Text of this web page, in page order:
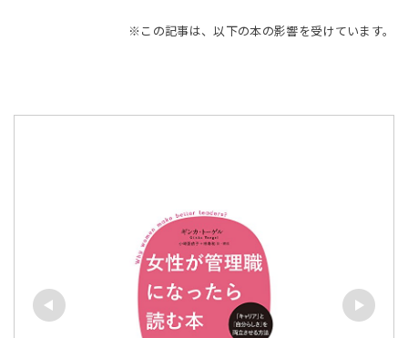
※この記事は、以下の本の影響を受けています。